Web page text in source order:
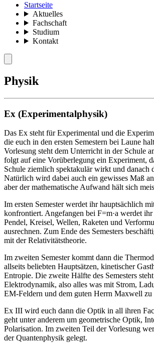
Startseite
Aktuelles
Fachschaft
Studium
Kontakt
Physik
Ex (Experimentalphysik)
Das Ex steht für Experimental und die
die euch in den ersten Semestern bei Laune
Vorlesung steht dem Unterricht in der Schule
folgt auf eine Vorüberlegung ein Experiment,
Schule ziemlich spektakulär wirkt und danach
Natürlich wird dabei auch ein gewisses Maß
aber der mathematische Aufwand hält sich
Im ersten Semester werdet ihr hauptsächlich
konfrontiert. Angefangen bei F=m·a werdet
Pendel, Kreisel, Wellen, Raketen und
ausrechnen. Zum Ende des Semesters
mit der Relativitätstheorie.
Im zweiten Semester kommt dann die
allseits beliebten Hauptsätzen, kinetischer
Entropie. Die zweite Hälfte des Semesters
Elektrodynamik, also alles was mit Strom,
EM-Feldern und dem guten Herrn Maxwell zu
Ex III wird euch dann die Optik in all ihren
geht unter anderem um geometrische Optik,
Polarisation. Im zweiten Teil der Vorlesung
der Quantenphysik gelegt.